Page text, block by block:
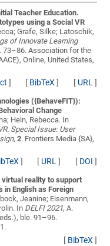
Teacher Education.
using a Social VR
Grafe, Silke; Latoschik,
of Innovate Learning
73–86. Association for the
Online, United States,
] [ BibTeX] [ URL]
({BehaveFIT}):
Change
Hein, Rebecca. In
Special Issue: User
,2. Frontiers Media {SA},
] [ URL] [ DOI ]
reality to support
English as Foreign
Jeanine; Eisenmann,
. In DELFI 2021, A.
ble. 91–96.
[ BibTeX]